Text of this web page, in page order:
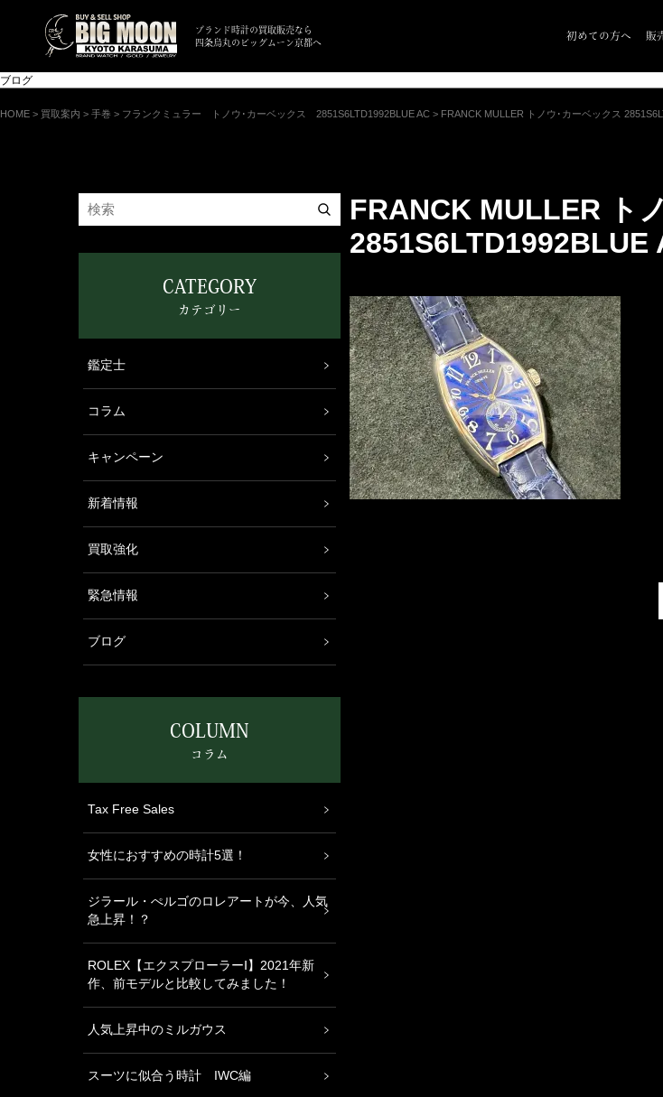
ブランド時計の買取販売なら
四条烏丸のビッグムーン京都へ
初めての方へ 販
ブログ
HOME > 買取案内 > 手巻 > フランクミュラー トノウ･カーベックス 2851S6LTD1992BLUE AC > FRANCK MULLER トノウ･カーベックス
FRANCK MULLER ト
2851S6LTD1992BLUE
CATEGORY
カテゴリー
鑑定士
コラム
キャンペーン
新着情報
買取強化
緊急情報
ブログ
COLUMN
コラム
Tax Free Sales
女性におすすめの時計5選！
ジラール・ぺルゴのロレアートが今、人気
急上昇！？
ROLEX【エクスプローラーⅠ】2021年新
作、前モデルと比較してみました！
人気上昇中のミルガウス
スーツに似合う時計 IWC編